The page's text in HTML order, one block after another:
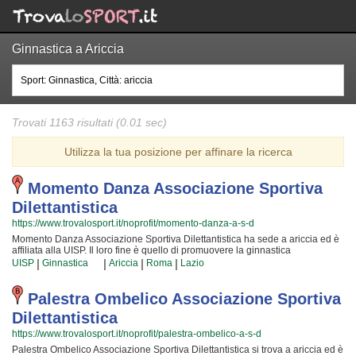
Ginnastica a Ariccia
Trovati 1163 risultati (0.01 sec)
Utilizza la tua posizione per affinare la ricerca
Momento Danza Associazione Sportiva
Dilettantistica
https://www.trovalosport.it/noprofit/momento-danza-a-s-d
Momento Danza Associazione Sportiva Dilettantistica ha sede a ariccia ed è
affiliata alla UISP. Il loro fine è quello di promuovere la ginnastica
proponendo gare sul territorio e corsi per bambini, ragazzi e adulti. L'attività è
incentrata sia sullo sviluppo delle capacità motorie e fisiche degli atleti sia
sulla implementazione di quelle qualità personali che si acquisiscono
quotidianamente affrontando sfide difficili. Proprio per questo motivo gli
allenatori sono tra i più preparati della provincia e sono convinti di poter
trasmettere quelle qualità in cui Momento Danza Associazione Sportiva
Dilettantistica crede fin dalla sua genesi. La passione, i sacrifici e la continua
ricerca della chiave per crescere e superare i propri limiti personali rendono
la ginnastica uno sport unico e da cui si viene immediatamente colpiti.
UISP | Ginnastica | Ariccia | Roma | Lazio
Palestra Ombelico Associazione Sportiva
Dilettantistica
https://www.trovalosport.it/noprofit/palestra-ombelico-a-s-d
Palestra Ombelico Associazione Sportiva Dilettantistica si trova a ariccia ed è